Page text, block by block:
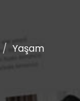
Yaşam